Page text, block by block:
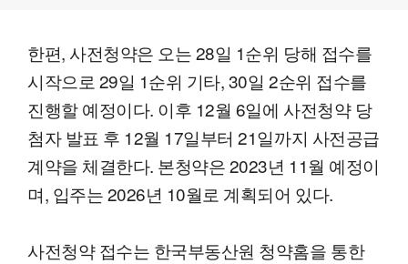
한편, 사전청약은 오는 28일 1순위 당해 접수를
시작으로 29일 1순위 기타, 30일 2순위 접수를
진행할 예정이다. 이후 12월 6일에 사전청약 당
첨자 발표 후 12월 17일부터 21일까지 사전공급
계약을 체결한다. 본청약은 2023년 11월 예정이
며, 입주는 2026년 10월로 계획되어 있다.
사전청약 접수는 한국부동산원 청약홈을 통한